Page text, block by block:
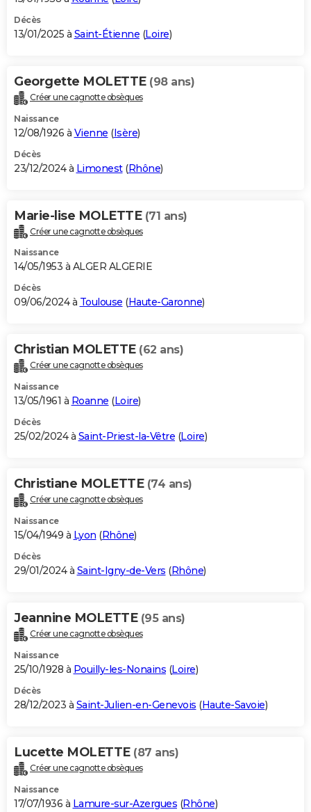
Décès
13/01/2025 à Saint-Étienne (Loire)
Georgette MOLETTE (98 ans)
Créer une cagnotte obsèques
Naissance
12/08/1926 à Vienne (Isère)
Décès
23/12/2024 à Limonest(Rhône)
Marie-lise MOLETTE (71 ans)
Créer une cagnotte obsèques
Naissance
14/05/1953 à ALGER ALGERIE
Décès
09/06/2024 à Toulouse (Haute-Garonne)
Christian MOLETTE (62 ans)
Créer une cagnotte obsèques
Naissance
13/05/1961 à Roanne (Loire)
Décès
25/02/2024 à Saint-Priest-la-Vêtre (Loire)
Christiane MOLETTE (74 ans)
Créer une cagnotte obsèques
Naissance
15/04/1949 à Lyon (Rhône)
Décès
29/01/2024 à Saint-Igny-de-Vers (Rhône)
Jeannine MOLETTE (95 ans)
Créer une cagnotte obsèques
Naissance
25/10/1928 à Pouilly-les-Nonains (Loire)
Décès
28/12/2023 à Saint-Julien-en-Genevois (Haute-Savoie)
Lucette MOLETTE (87 ans)
Créer une cagnotte obsèques
Naissance
17/07/1936 à Lamure-sur-Azergues (Rhône)